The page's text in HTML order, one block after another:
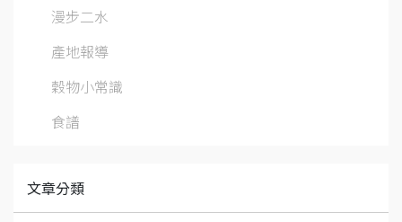
漫步二水
產地報導
穀物小常識
食譜
文章分類